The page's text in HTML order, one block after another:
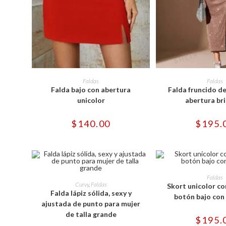
SELECCIONAR OPCIONES
Este
producto
tiene
múltiples
variantes.
se
pueden
página
de
producto
Faldas
Falda bajo con abertura
unicolor
$ 140.00
SELECCIONAR
se
de
Faldas
Falda fruncido
abertura
$
SELECCIONAR OPCIONES
producto
tiene
múltiples
variantes.
opciones
Curvy, Faldas
Falda lápiz sólida, sexy y
ajustada de punto para mujer
de talla grande
SELECCIONAR
se
Faldas
Skort unicolor
botón bajo
$